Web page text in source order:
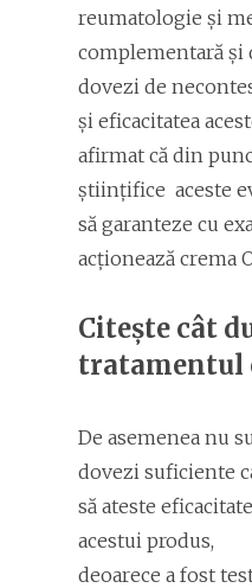
reumatologie și
complementară și
dovezi de
și eficacitatea
afirmat că din
științifice aceste
să garanteze cu
acționează crema
Citește cât
tratamentul
De asemenea nu
dovezi suficiente
să ateste
acestui produs,
deoarece a fost